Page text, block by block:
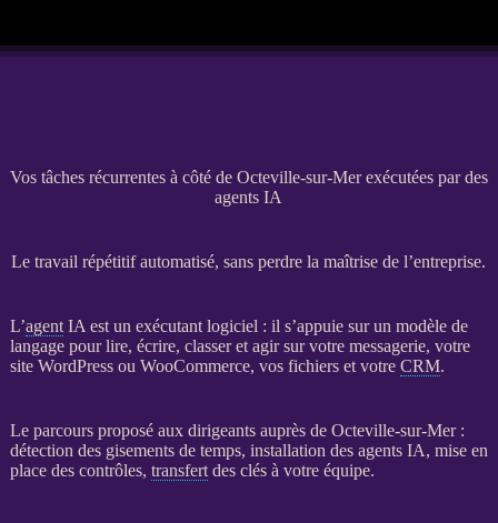
Vos tâches récurrentes à côté de Octeville-sur-Mer exécutées par des
agents IA
Le travail répétitif automatisé, sans perdre la maîtrise de l’entreprise.
L’agent IA est un exécutant logiciel : il s’appuie sur un modèle de
langage pour lire, écrire, classer et agir sur votre messagerie, votre
site WordPressou WooCommerce, vos fichiers et votre CRM.
Le parcours proposé aux dirigeants auprès de Octeville-sur-Mer :
détection des gisements de temps, installation des agents IA, mise en
place des contrôles, transfertdes clés à votre équipe.